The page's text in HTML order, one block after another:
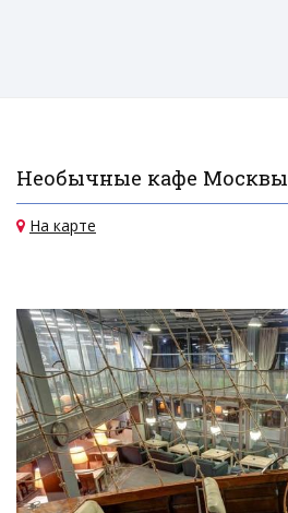
Необычные кафе Москвы
На карте